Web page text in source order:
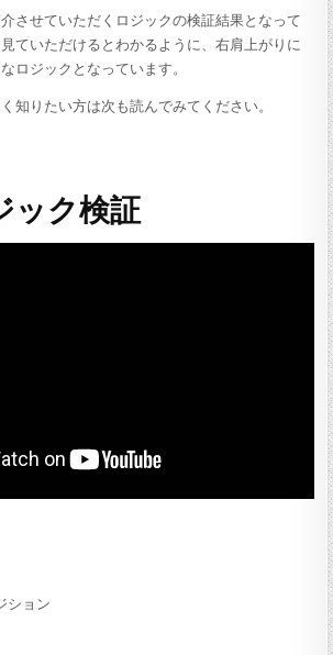
させていただくロジックの検証結果となって
ていただけるとわかるように、右肩上がりに
ロジックとなっています。
知りたい方は次も読んでみてください。
ック検証
ション